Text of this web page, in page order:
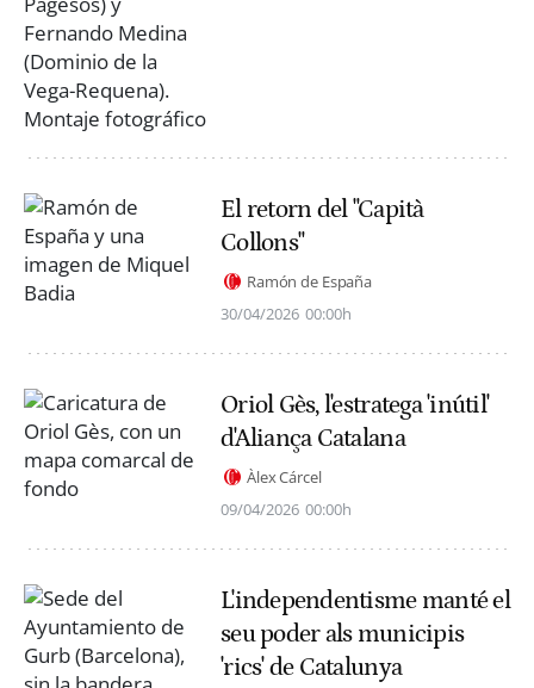
El retorn del "Capità
Collons"
Ramón de España
30/04/2026 00:00h
Oriol Gès, l'estratega 'inútil'
d'Aliança Catalana
Àlex Cárcel
09/04/2026 00:00h
L'independentisme manté el
seu poder als municipis
'rics' de Catalunya